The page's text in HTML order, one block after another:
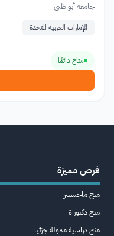
جامعة أبو ظبي
الإمارات العربية المتحدة
متاح دائمًا
فرص مميزة
منح ماجستير
منح دكتوراة
منح دراسية ممولة جزئيا